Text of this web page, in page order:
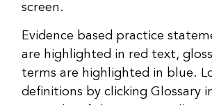
screen.
Evidence based practice
are highlighted in red text,
terms are highlighted in blue.
definitions by clicking Glossary